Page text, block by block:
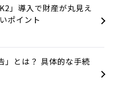
」導入で財産が丸見え
ポイント
」とは？ 具体的な手続